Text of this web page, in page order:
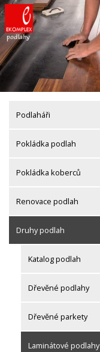
Skip
to
content
Podlaháři
Pokládka podlah
Pokládka koberců
Renovace podlah
Druhy podlah
Katalog podlah
Dřevěné podlahy
Dřevěné parkety
Laminátové podlahy